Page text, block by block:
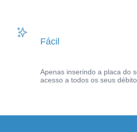
Fácil
Apenas inserindo a placa do
acesso a todos os seus